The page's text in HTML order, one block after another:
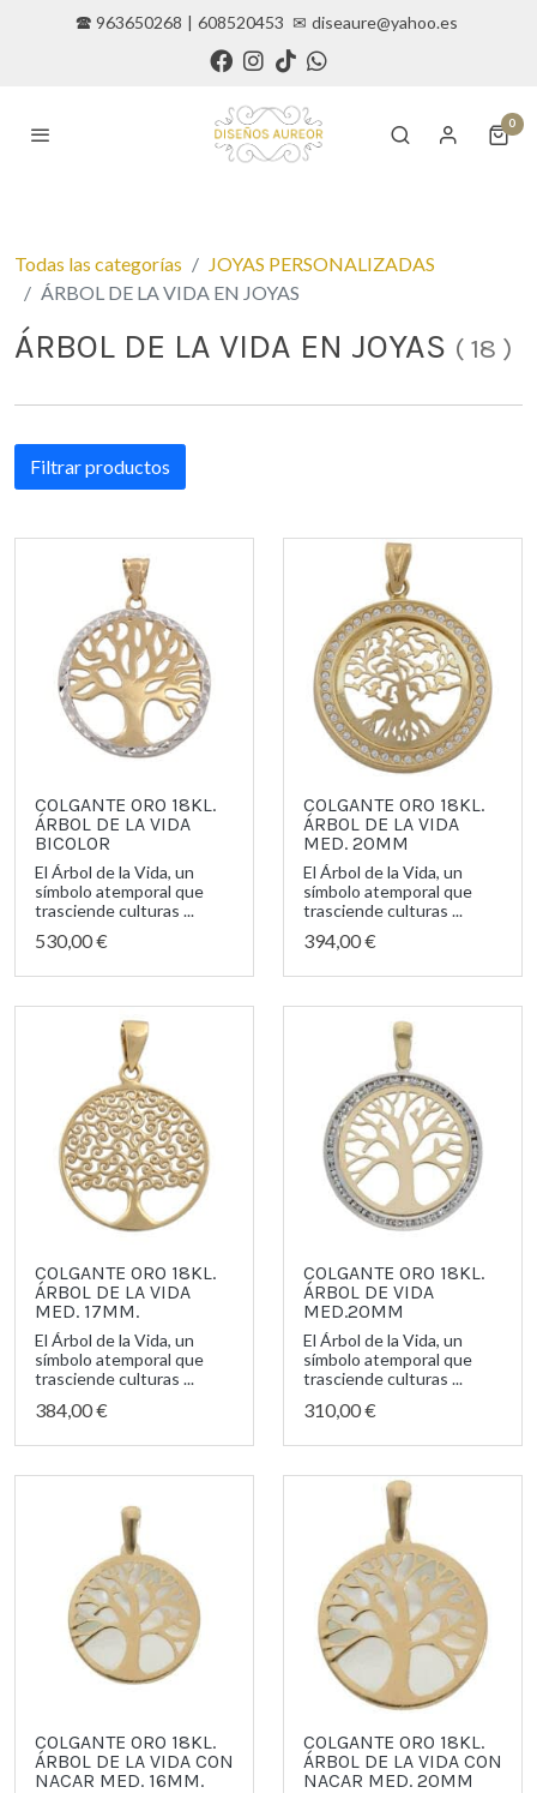
🕿 963650268 | 608520453 ✉ diseaure@yahoo.es
0
Todas las categorías
JOYAS PERSONALIZADAS
ÁRBOL DE LA VIDA EN JOYAS
ÁRBOL DE LA VIDA EN JOYAS ( 18 )
Filtrar productos
COLGANTE ORO 18KL.
ÁRBOL DE LA VIDA
BICOLOR
El Árbol de la Vida, un
símbolo atemporal que
trasciende culturas ...
530,00 €
COLGANTE ORO 18KL.
ÁRBOL DE LA VIDA
MED. 20MM
El Árbol de la Vida, un
símbolo atemporal que
trasciende culturas ...
394,00 €
COLGANTE ORO 18KL.
ÁRBOL DE LA VIDA
MED. 17MM.
El Árbol de la Vida, un
símbolo atemporal que
trasciende culturas ...
384,00 €
COLGANTE ORO 18KL.
ÁRBOL DE VIDA
MED.20MM
El Árbol de la Vida, un
símbolo atemporal que
trasciende culturas ...
310,00 €
COLGANTE ORO 18KL.
ÁRBOL DE LA VIDA CON
NACAR MED. 16MM.
COLGANTE ORO 18KL.
ÁRBOL DE LA VIDA CON
NACAR MED. 20MM